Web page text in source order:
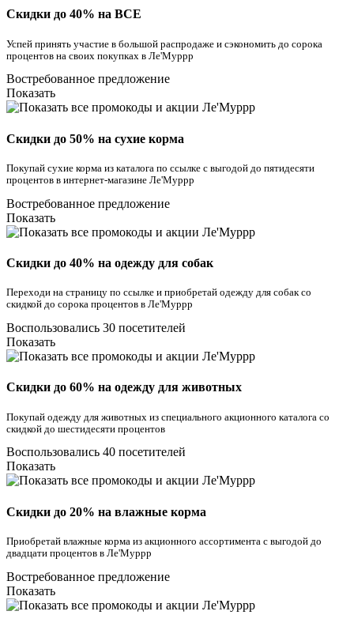
Скидки до 40% на ВСЕ
Успей принять участие в большой распродаже и сэкономить до сорока
процентов на своих покупках в Ле'Муррр
Востребованное предложение
Показать
Скидки до 50% на сухие корма
Покупай сухие корма из каталога по ссылке с выгодой до пятидесяти
процентов в интернет-магазине Ле'Муррр
Востребованное предложение
Показать
Скидки до 40% на одежду для собак
Переходи на страницу по ссылке и приобретай одежду для собак со
скидкой до сорока процентов в Ле'Муррр
Воспользовались 30 посетителей
Показать
Скидки до 60% на одежду для животных
Покупай одежду для животных из специального акционного каталога со
скидкой до шестидесяти процентов
Воспользовались 40 посетителей
Показать
Скидки до 20% на влажные корма
Приобретай влажные корма из акционного ассортимента с выгодой до
двадцати процентов в Ле'Муррр
Востребованное предложение
Показать